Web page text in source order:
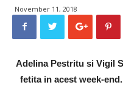
November 11, 2018
Adelina Pestritu si Vigil
fetita in acest week-